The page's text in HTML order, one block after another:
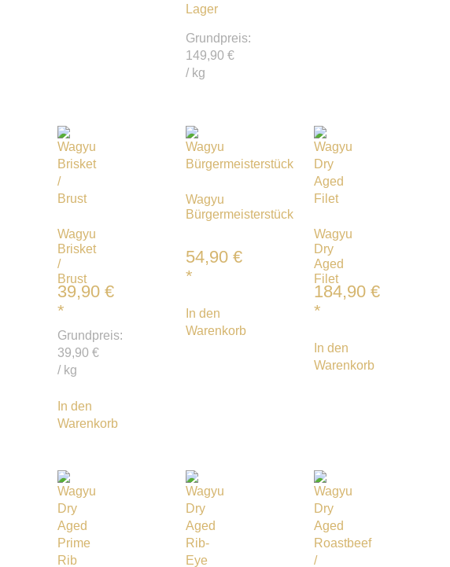
Lager
Grundpreis:
149,90 €
/ kg
Wagyu
Brisket
/
Brust
39,90 €
*
Grundpreis:
39,90 €
/ kg
In den
Warenkorb
Wagyu
Bürgermeisterstück
54,90 €
*
In den
Warenkorb
Wagyu
Dry
Aged
Filet
184,90 €
*
In den
Warenkorb